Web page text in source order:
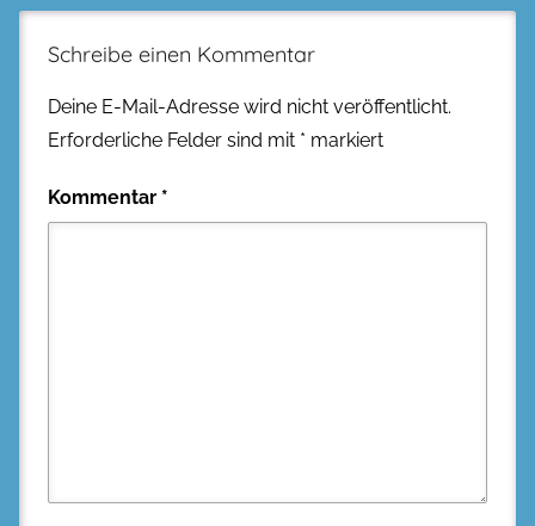
Schreibe einen Kommentar
Deine E-Mail-Adresse wird nicht veröffentlicht.
Erforderliche Felder sind mit * markiert
Kommentar *